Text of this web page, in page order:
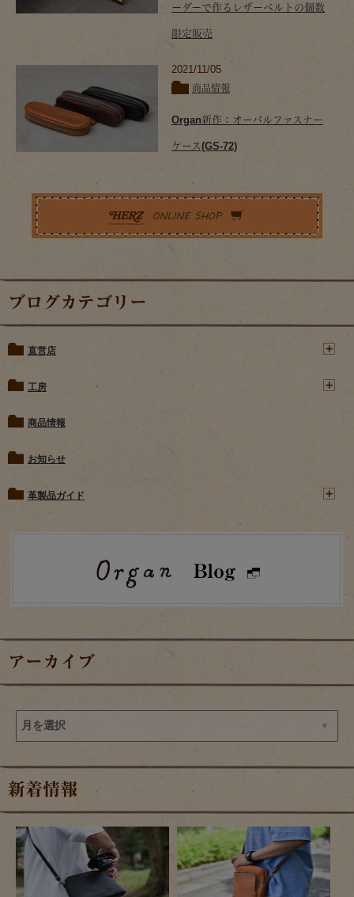
ーダーで作るレザーベルトの個数
限定販売
2021/11/05
商品情報
Organ新作：オーバルファスナー
ケース(GS-72)
ブログカテゴリー
直営店
工房
商品情報
お知らせ
革製品ガイド
アーカイブ
新着情報